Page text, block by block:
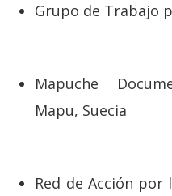
Grupo de Trabajo
Mapuche
Mapu, Suecia
Red de Acción por